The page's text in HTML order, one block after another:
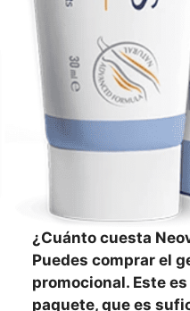
¿Cuánto cuesta
Puedes comprar el
promocional. Este
paquete, que es